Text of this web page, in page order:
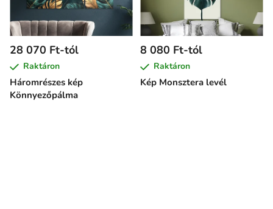
Háromrészes kép
Könnyezőpálma
28 070 Ft-tól
Raktáron
Kép Monsztera levél
8 080 Ft-tól
Raktáron